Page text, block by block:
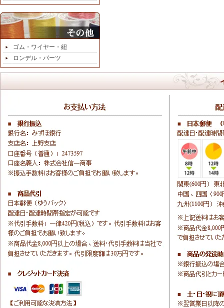
ゴム・ワイヤー・紐
ロンデル・パーツ